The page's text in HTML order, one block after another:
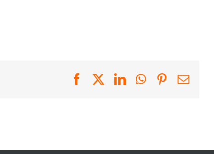
FacebookLinkedInWhatsApp
Pinterest